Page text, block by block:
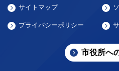
サイトマップ
プライバシーポリシー
市役所へ